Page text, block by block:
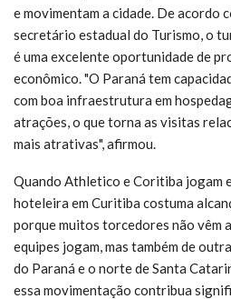
e movimentam a cidade. De acordo
secretário estadual do Turismo, o
é uma excelente oportunidade de
econômico. "O Paraná tem
com boa infraestrutura em
atrações, o que torna as visitas
mais atrativas", afirmou.
Quando Athletico e Coritiba jogam
hoteleira em Curitiba costuma
porque muitos torcedores não vêm
equipes jogam, mas também de
do Paraná e o norte de Santa
essa movimentação contribua